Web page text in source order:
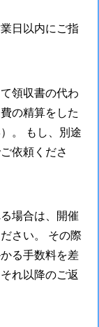
日以内にご指
領収書の代わ
の精算をした
。 もし、別途
依頼くださ
場合は、開催
さい。 その際
る手数料を差
れ以降のご返